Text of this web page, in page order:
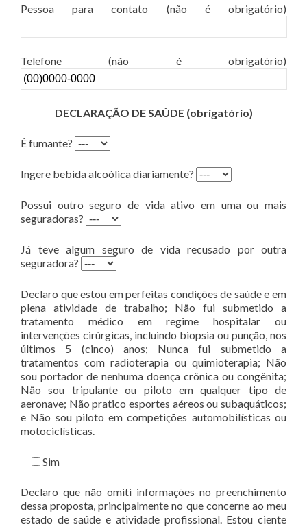
Pessoa para contato (não é obrigatório)
Telefone (não é obrigatório)
DECLARAÇÃO DE SAÚDE (obrigatório)
É fumante?
Ingere bebida alcoólica diariamente?
Possui outro seguro de vida ativo em uma ou mais
seguradoras?
Já teve algum seguro de vida recusado por outra
seguradora?
Declaro que estou em perfeitas condições de saúde e em
plena atividade de trabalho; Não fui submetido a
tratamento médico em regime hospitalar ou
intervenções cirúrgicas, incluindo biopsia ou punção, nos
últimos 5 (cinco) anos; Nunca fui submetido a
tratamentos com radioterapia ou quimioterapia; Não
sou portador de nenhuma doença crônica ou congênita;
Não sou tripulante ou piloto em qualquer tipo de
aeronave; Não pratico esportes aéreos ou subaquáticos;
e Não sou piloto em competições automobilísticas ou
motociclísticas.
Sim
Declaro que não omiti informações no preenchimento
dessa proposta, principalmente no que concerne ao meu
estado de saúde e atividade profissional. Estou ciente